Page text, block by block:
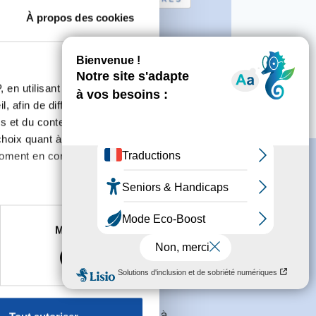
À propos des cookies
en utilisant des
afin de diffuser des
du contenu, ainsi que de
quant à l'utilisation de
en consultant la
à plusieurs mètres près
reportez-vous à lasection «
sur les cookies.
Marketing
bonnet le Chateau
actions :
conditions généraleset souhaite